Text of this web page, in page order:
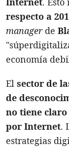
respecto a
managerde
economía
El sector de
de
no tiene
por Internet.
estrategias